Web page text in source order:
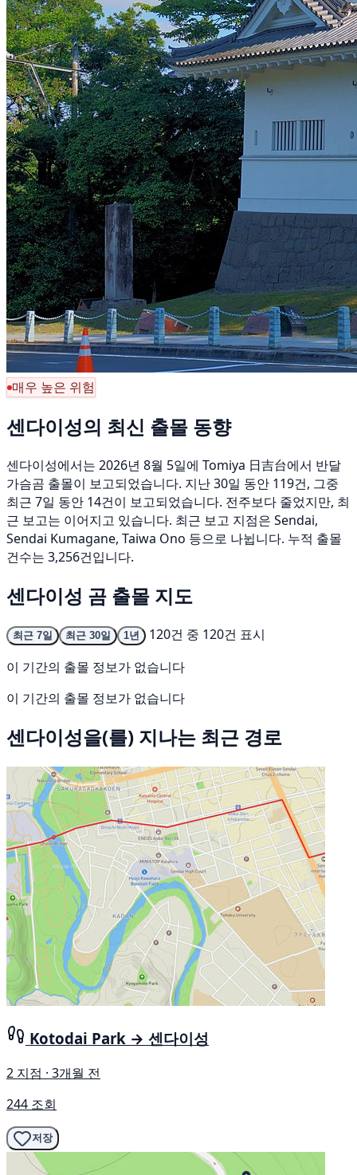
매우 높은 위험
센다이성의 최신 출몰 동향
센다이성에서는 2026년 8월 5일에 Tomiya 日吉台에서 반달
가슴곰 출몰이 보고되었습니다. 지난 30일 동안 119건, 그중
최근 7일 동안 14건이 보고되었습니다. 전주보다 줄었지만, 최
근 보고는 이어지고 있습니다. 최근 보고 지점은 Sendai,
Sendai Kumagane, Taiwa Ono 등으로 나뉩니다. 누적 출몰
건수는 3,256건입니다.
센다이성 곰 출몰 지도
최근 7일 최근 30일 1년
120건 중 120건 표시
이 기간의 출몰 정보가 없습니다
이 기간의 출몰 정보가 없습니다
센다이성을(를) 지나는 최근 경로
Kotodai Park → 센다이성
2 지점 · 3개월 전
244 조회
저장